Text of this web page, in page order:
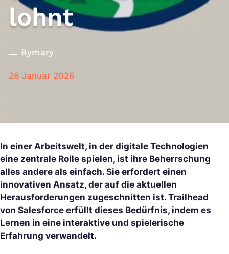
lohnt
Bymary
28 Januar 2026
In einer Arbeitswelt, in der digitale Technologien
eine zentrale Rolle spielen, ist ihre Beherrschung
alles andere als einfach. Sie erfordert einen
innovativen Ansatz, der auf die aktuellen
Herausforderungen zugeschnitten ist. Trailhead
von Salesforce erfüllt dieses Bedürfnis, indem es
Lernen in eine interaktive und spielerische
Erfahrung verwandelt.